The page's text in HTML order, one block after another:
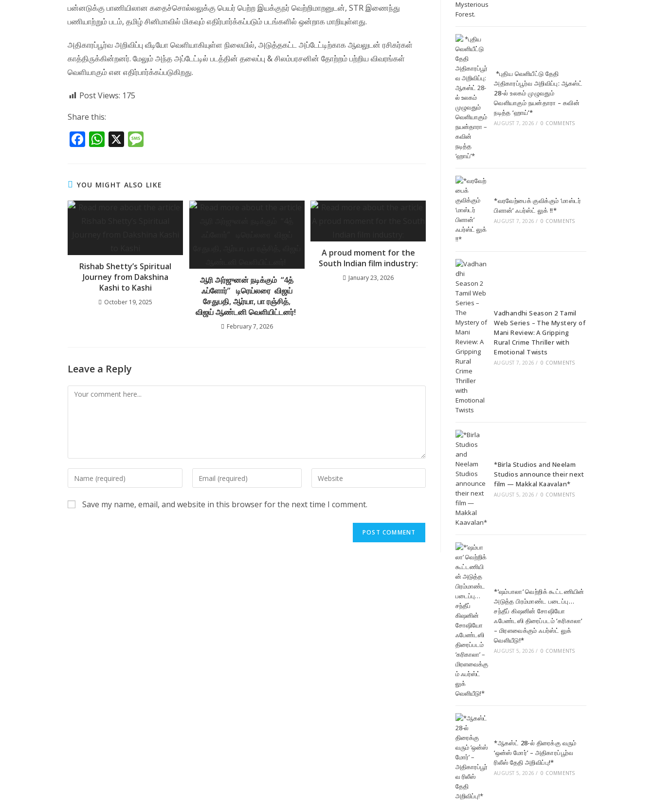
பன்னடுக்கு பாணியிலான கதைச்சொல்லலுக்கு பெயர் பெற்ற இயக்குநர் வெற்றிமாறனுடன், STR இணைந்து
பணியாற்றும் படம், தமிழ் சினிமாவில் மிகவும் எதிர்பார்க்கப்படும் படங்களில் ஒன்றாக மாறியுள்ளது.
அதிகாரப்பூர்வ அறிவிப்பு வீடியோ வெளியாகியுள்ள நிலையில், அடுத்தகட்ட அப்டேட்டிற்காக ஆவலுடன் ரசிகர்கள்
காத்திருக்கின்றனர். மேலும் அந்த அப்டேட்டில் படத்தின் தலைப்பு & சிலம்பரசனின் தோற்றம் பற்றிய விவரங்கள்
வெளியாகும் என எதிர்பார்க்கப்படுகிறது.
Post Views: 175
Share this:
F
b
o
W
s
A
X
a
g
YOU MIGHT ALSO LIKE
Rishab Shetty’s Spiritual
Journey from Dakshina
Kashi to Kashi
October 19, 2025
ஆரி அர்ஜுனன் நடிக்கும் “4த்
ஃப்ளோர்” டிரெய்லரை விஜய்
சேதுபதி, ஆர்யா, பா ரஞ்சித்,
விஜய் ஆண்டனி வெளியிட்டனர்!
February 7, 2026
A proud moment for the
South Indian film industry:
January 23, 2026
Leave a Reply
Comment
Enter
your
name
or
Enter
your
address
Enter
your
URL
Save my name, email, and website in this browser for the next time I comment.
*புதிய வெளியீட்டு தேதி
அதிகாரப்பூர்வ அறிவிப்பு: ஆகஸ்ட்
28-ல் உலகம் முழுவதும்
வெளியாகும் நயன்தாரா – கவின்
நடித்த ‘ஹாய்’*
AUGUST 7, 2026 / 0 COMMENTS
*வரவேற்பைக் குவிக்கும் ‘மாஸ்டர்
பிளான்’ ஃபர்ஸ்ட் லுக் !!*
AUGUST 7, 2026 / 0 COMMENTS
Vadhandhi Season 2 Tamil
Web Series – The Mystery of
Mani Review: A Gripping
Rural Crime Thriller with
Emotional Twists
AUGUST 7, 2026 / 0 COMMENTS
*Birla Studios and Neelam
Studios announce their next
film — Makkal Kaavalan*
AUGUST 5, 2026 / 0 COMMENTS
*’ஷம்பாலா’ வெற்றிக் கூட்டணியின்
அடுத்த பிரம்மாண்ட படைப்பு…
சந்தீப் கிஷனின் சோஷியோ
ஃபேண்டஸி திரைப்படம் ‘கரிகாலா’
– மிரளவைக்கும் ஃபர்ஸ்ட் லுக்
வெளியீடு!*
AUGUST 5, 2026 / 0 COMMENTS
*ஆகஸ்ட் 28-ல் திரைக்கு வரும்
‘ஒன்ஸ் மோர்’ – அதிகாரப்பூர்வ
ரிலீஸ் தேதி அறிவிப்பு!*
AUGUST 5, 2026 / 0 COMMENTS